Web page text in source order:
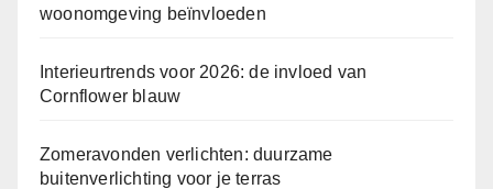
woonomgeving beïnvloeden
Interieurtrends voor 2026: de invloed van
Cornflower blauw
Zomeravonden verlichten: duurzame
buitenverlichting voor je terras